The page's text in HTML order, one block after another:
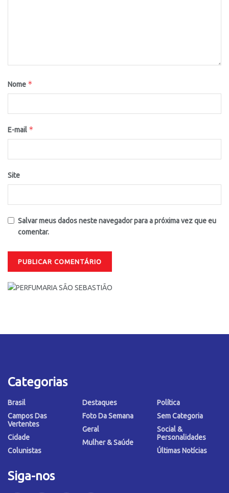
Nome *
E-mail *
Site
Salvar meus dados neste navegador para a próxima vez que eu
comentar.
Categorias
Brasil
Campos Das
Vertentes
Cidade
Colunistas
Destaques
Foto Da Semana
Geral
Mulher & Saúde
Política
Sem Categoria
Social &
Personalidades
Últimas Notícias
Siga-nos